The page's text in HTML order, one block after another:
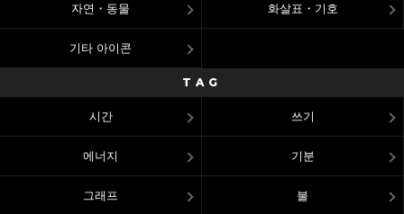
자연・동물 화살표・기호
기타 아이콘
TAG
시간 쓰기
에너지 기분
그래프 불